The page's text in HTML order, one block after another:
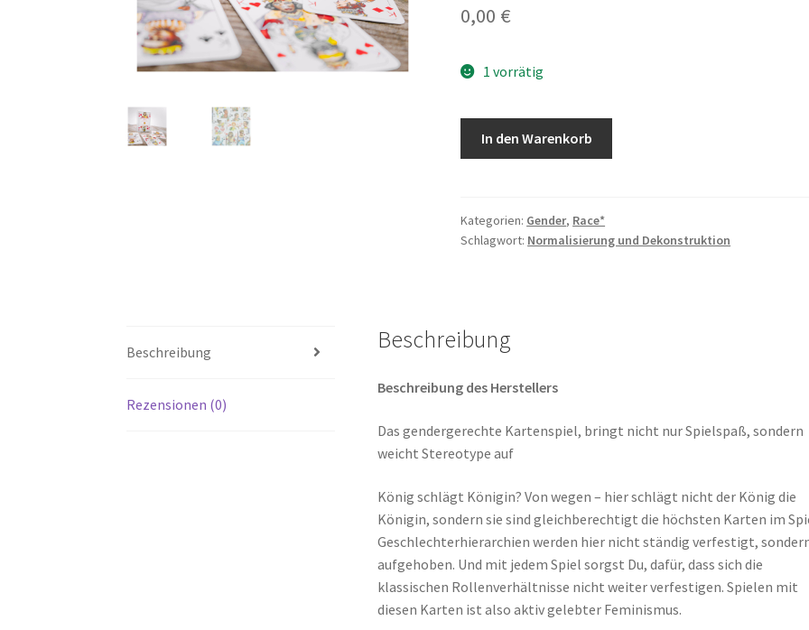
0,00 €
1 vorrätig
Deck"
(52
In den Warenkorb
Kategorien: Gender, Race*
Schlagwort: Normalisierung und Dekonstruktion
Beschreibung
Rezensionen (0)
Beschreibung
Beschreibung des Herstellers
Das gendergerechte Kartenspiel, bringt nicht nur Spielspaß, sondern
weicht Stereotype auf
König schlägt Königin? Von wegen – hier schlägt nicht der König die
Königin, sondern sie sind gleichberechtigt die höchsten Karten im
Geschlechterhierarchien werden hier nicht ständig verfestigt,
aufgehoben. Und mit jedem Spiel sorgst Du, dafür, dass sich die
klassischen Rollenverhältnisse nicht weiter verfestigen. Spielen mit
diesen Karten ist also aktiv gelebter Feminismus.